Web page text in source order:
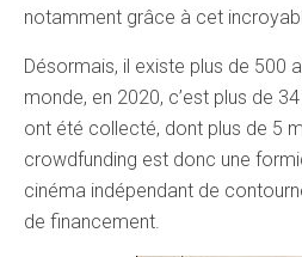
notamment grâce à cet
Désormais, il existe plus de 500
monde, en 2020, c’est plus de
ont été collecté, dont plus de 5
crowdfunding est donc une
cinéma indépendant de
de financement.